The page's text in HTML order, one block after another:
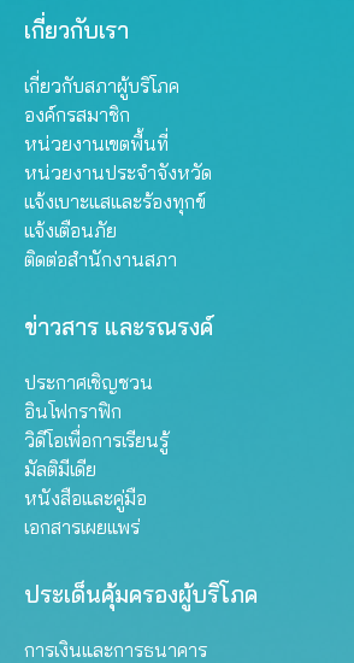
เกี่ยวกับเรา
เกี่ยวกับสภาผู้บริโภค
องค์กรสมาชิก
หน่วยงานเขตพื้นที่
หน่วยงานประจำจังหวัด
แจ้งเบาะแสและร้องทุกข์
แจ้งเตือนภัย
ติดต่อสำนักงานสภา
ข่าวสาร และรณรงค์
ประกาศเชิญชวน
อินโฟกราฟิก
วิดีโอเพื่อการเรียนรู้
มัลติมีเดีย
หนังสือและคู่มือ
เอกสารเผยแพร่
ประเด็นคุ้มครองผู้บริโภค
การเงินและการธนาคาร